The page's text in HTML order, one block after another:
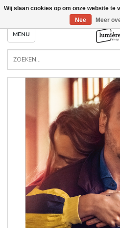
MENU
Wij slaan cookies op om onze website te
Nee
Meer